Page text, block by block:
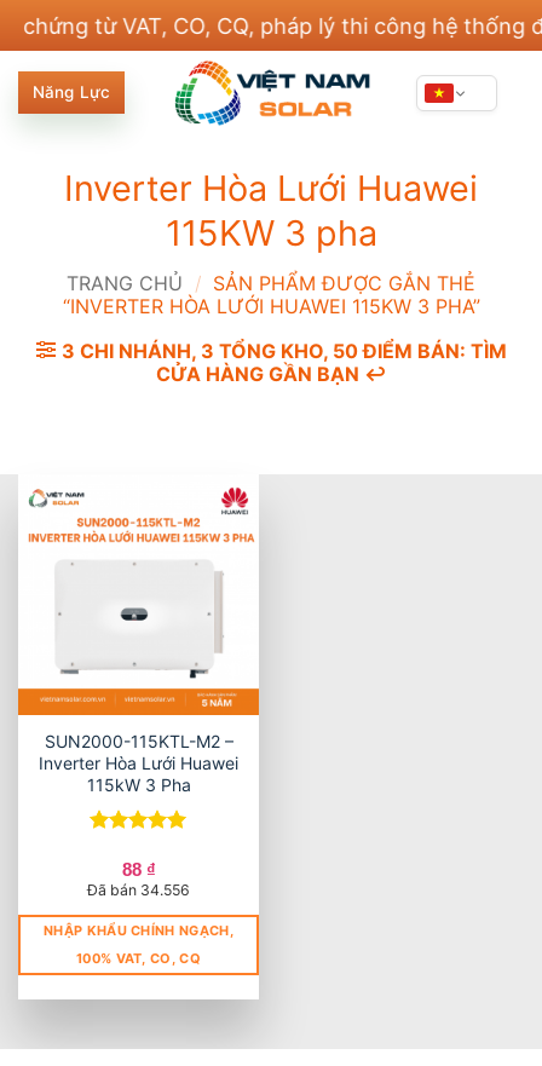
nội
dung
từ VAT, CO, CQ, pháp lý thi công hệ thống điện
Năng Lực
Inverter Hòa Lưới Huawei
115KW 3 pha
TRANG CHỦ / SẢN PHẨM ĐƯỢC GẮN THẺ
“INVERTER HÒA LƯỚI HUAWEI 115KW 3 PHA”
3 CHI NHÁNH, 3 TỔNG KHO, 50 ĐIỂM BÁN: TÌM
CỬA HÀNG GẦN BẠN ↩️
SUN2000-115KTL-M2 –
Inverter Hòa Lưới Huawei
115kW 3 Pha
hạng5 5
sao
88 ₫
Đã bán 34.556
NHẬP KHẨU CHÍNH NGẠCH,
100% VAT, CO, CQ